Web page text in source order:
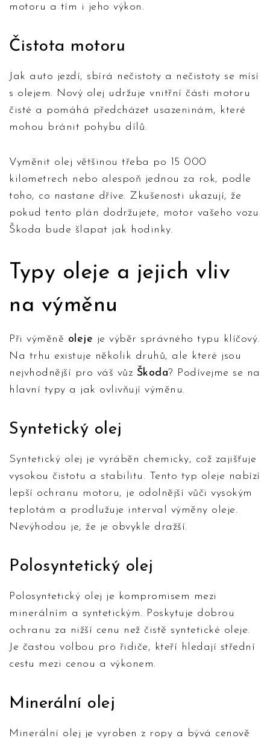
motoru a tím i jeho výkon.
Čistota motoru
Jak auto jezdí, sbírá nečistoty a nečistoty se mísí
s olejem. Nový olej udržuje vnitřní části motoru
čisté a pomáhá předcházet usazeninám, které
mohou bránit pohybu dílů.
Vyměnit olej většinou třeba po 15 000
kilometrech nebo alespoň jednou za rok, podle
toho, co nastane dříve. Zkušenosti ukazují, že
pokud tento plán dodržujete, motor vašeho vozu
Škoda bude šlapat jak hodinky.
Typy oleje a jejich vliv
na výměnu
Při výměně oleje je výběr správného typu klíčový.
Na trhu existuje několik druhů, ale které jsou
nejvhodnější pro váš vůz Škoda? Podívejme se na
hlavní typy a jak ovlivňují výměnu.
Syntetický olej
Syntetický olej je vyráběn chemicky, což zajišťuje
vysokou čistotu a stabilitu. Tento typ oleje nabízí
lepší ochranu motoru, je odolnější vůči vysokým
teplotám a prodlužuje interval výměny oleje.
Nevýhodou je, že je obvykle dražší.
Polosyntetický olej
Polosyntetický olej je kompromisem mezi
minerálním a syntetickým. Poskytuje dobrou
ochranu za nižší cenu než čistě syntetické oleje.
Je častou volbou pro řidiče, kteří hledají střední
cestu mezi cenou a výkonem.
Minerální olej
Minerální olej je vyroben z ropy a bývá cenově